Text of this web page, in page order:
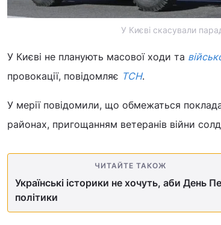
У Києві скасували
У Києві не планують масової ходи та
провокації, повідомляє ТСН.
У мерії повідомили, що обмежаться
районах, пригощанням ветеранів війни
ЧИТАЙТЕ ТАКОЖ
Українські історики не хочуть, аби День
політики